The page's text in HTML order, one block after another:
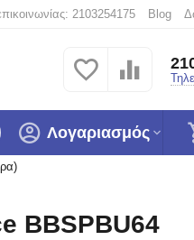
2103254175 Blog
Λογαριασμός
BBSPBU64